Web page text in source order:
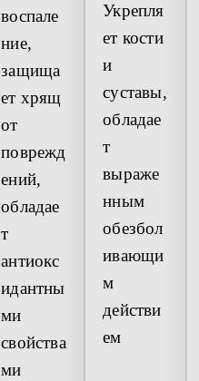
воспале
ние,
защища
ет хрящ
от
поврежд
ений,
обладае
т
антиокс
идантны
ми
свойства
ми
Укрепля
ет кости
и
суставы,
обладае
т
выраже
нным
обезбол
ивающи
м
действи
ем